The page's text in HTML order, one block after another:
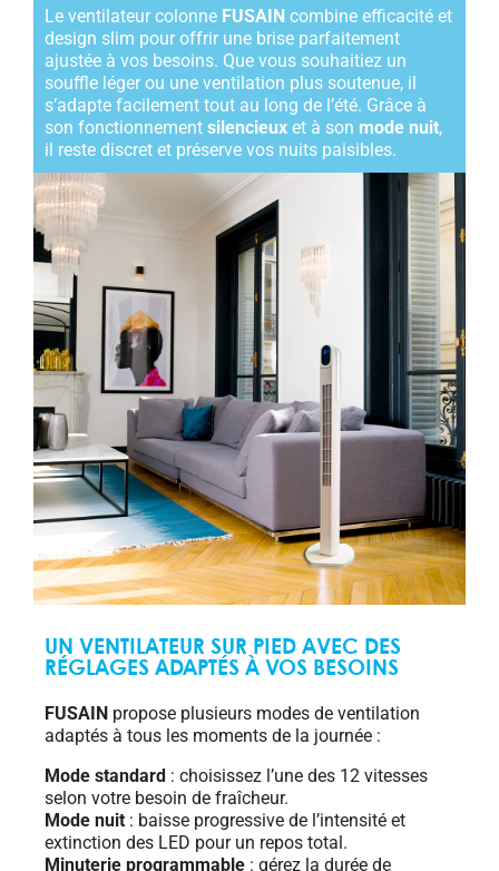
Le ventilateur colonne FUSAIN combine efficacité et
design slim pour offrir une brise parfaitement
ajustée à vos besoins. Que vous souhaitiez un
souffle léger ou une ventilation plus soutenue, il
s’adapte facilement tout au long de l’été. Grâce à
son fonctionnement silencieux et à son mode nuit,
il reste discret et préserve vos nuits paisibles.
UN VENTILATEUR SUR PIED AVEC DES
RÉGLAGES ADAPTÉS À VOS BESOINS
FUSAIN propose plusieurs modes de ventilation
adaptés à tous les moments de la journée :
Mode standard : choisissez l’une des 12 vitesses
selon votre besoin de fraîcheur.
Mode nuit : baisse progressive de l’intensité et
extinction des LED pour un repos total.
Minuterie programmable : gérez la durée de